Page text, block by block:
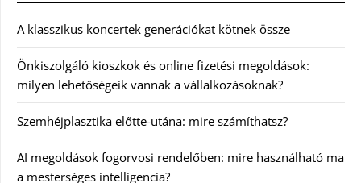
A klasszikus koncertek generációkat kötnek össze
Önkiszolgáló kioszkok és online fizetési megoldások:
milyen lehetőségeik vannak a vállalkozásoknak?
Szemhéjplasztika előtte-utána: mire számíthatsz?
AI megoldások fogorvosi rendelőben: mire használható ma
a mesterséges intelligencia?